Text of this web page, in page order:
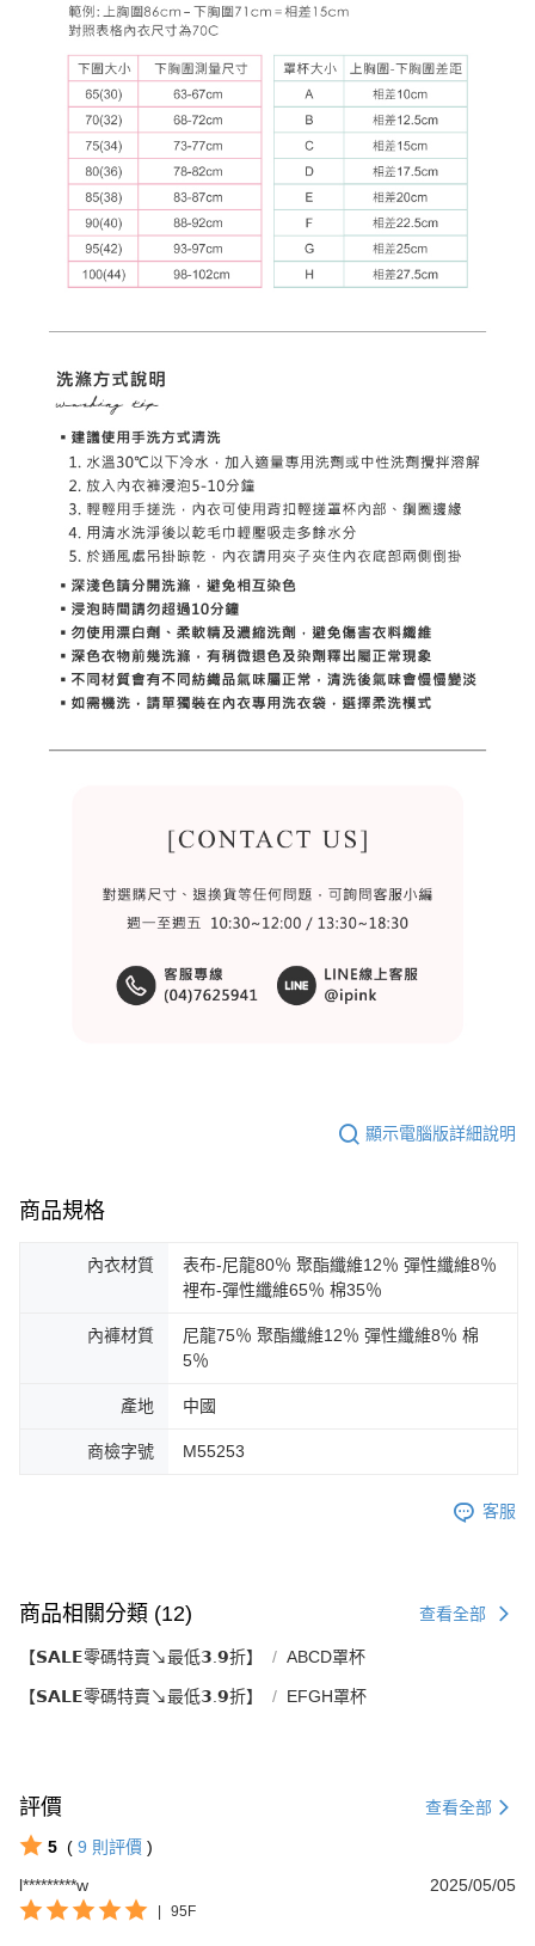
顯示電腦版詳細說明
商品規格
內衣材質
表布-尼龍80％ 聚酯纖維12％ 彈性纖維8％
裡布-彈性纖維65％ 棉35％
內褲材質
尼龍75％ 聚酯纖維12％ 彈性纖維8％ 棉
5％
產地 中國
商檢字號 M55253
客服
商品相關分類 (12) 查看全部
【𝗦𝗔𝗟𝗘零碼特賣↘最低𝟯.𝟵折】 ABCD罩杯
【𝗦𝗔𝗟𝗘零碼特賣↘最低𝟯.𝟵折】 EFGH罩杯
評價 查看全部
5 ( 9 則評價 )
l*********w
2025/05/05
| 95F